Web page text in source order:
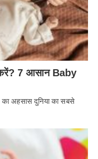
7 आसान Baby
अहसास दुनिया का सबसे